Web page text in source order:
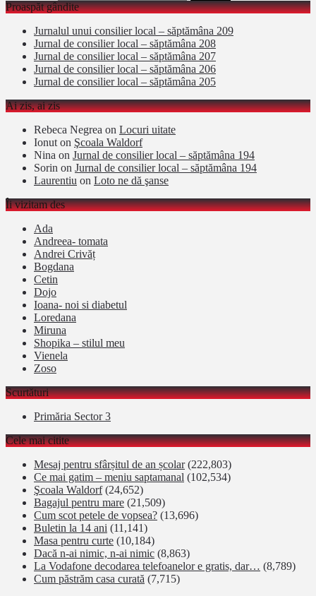
Proaspăt gândite
Jurnalul unui consilier local – săptămâna 209
Jurnal de consilier local – săptămâna 208
Jurnal de consilier local – săptămâna 207
Jurnal de consilier local – săptămâna 206
Jurnal de consilier local – săptămâna 205
Ai zis, ai zis
Rebeca Negrea on Locuri uitate
Ionuton Şcoala Waldorf
Nina on Jurnal de consilier local – săptămâna 194
Sorin on Jurnal de consilier local – săptămâna 194
Laurentiu on Loto ne dă şanse
Îi vizitam des
Ada
Andreea- tomata
Andrei Crivăț
Bogdana
Cetin
Dojo
Ioana- noi si diabetul
Loredana
Miruna
Shopika – stilul meu
Vienela
Zoso
Scurtături
Primăria Sector 3
Cele mai citite
Mesaj pentru sfârșitul de an școlar (222,803)
Ce mai gatim – meniu saptamanal (102,534)
Şcoala Waldorf (24,652)
Bagajul pentru mare (21,509)
Cum scot petele de vopsea? (13,696)
Buletin la 14 ani (11,141)
Masa pentru curte (10,184)
Dacă n-ai nimic, n-ai nimic (8,863)
La Vodafone decodarea telefoanelor e gratis, dar… (8,789)
Cum păstrăm casa curată (7,715)